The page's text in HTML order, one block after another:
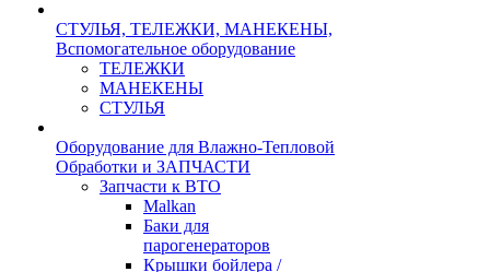
СТУЛЬЯ, ТЕЛЕЖКИ, МАНЕКЕНЫ,
Вспомогательное оборудование
ТЕЛЕЖКИ
МАНЕКЕНЫ
СТУЛЬЯ
Оборудование для Влажно-Тепловой
Обработки и ЗАПЧАСТИ
Запчасти к ВТО
Malkan
Баки для
парогенераторов
Крышки бойлера /